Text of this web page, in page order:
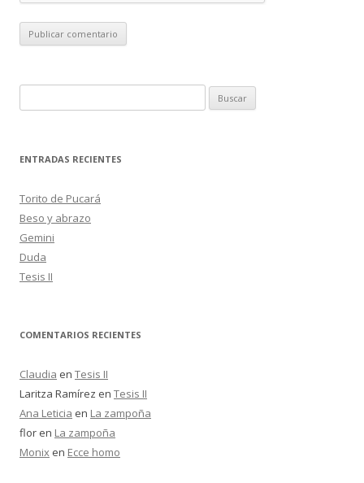
u
c
r
:
ENTRADAS RECIENTES
Torito de Pucará
Beso y abrazo
Gemini
Duda
Tesis II
COMENTARIOS RECIENTES
Claudia en Tesis II
Laritza Ramírez en Tesis II
Ana Leticia en La zampoña
flor en La zampoña
Monix en Ecce homo